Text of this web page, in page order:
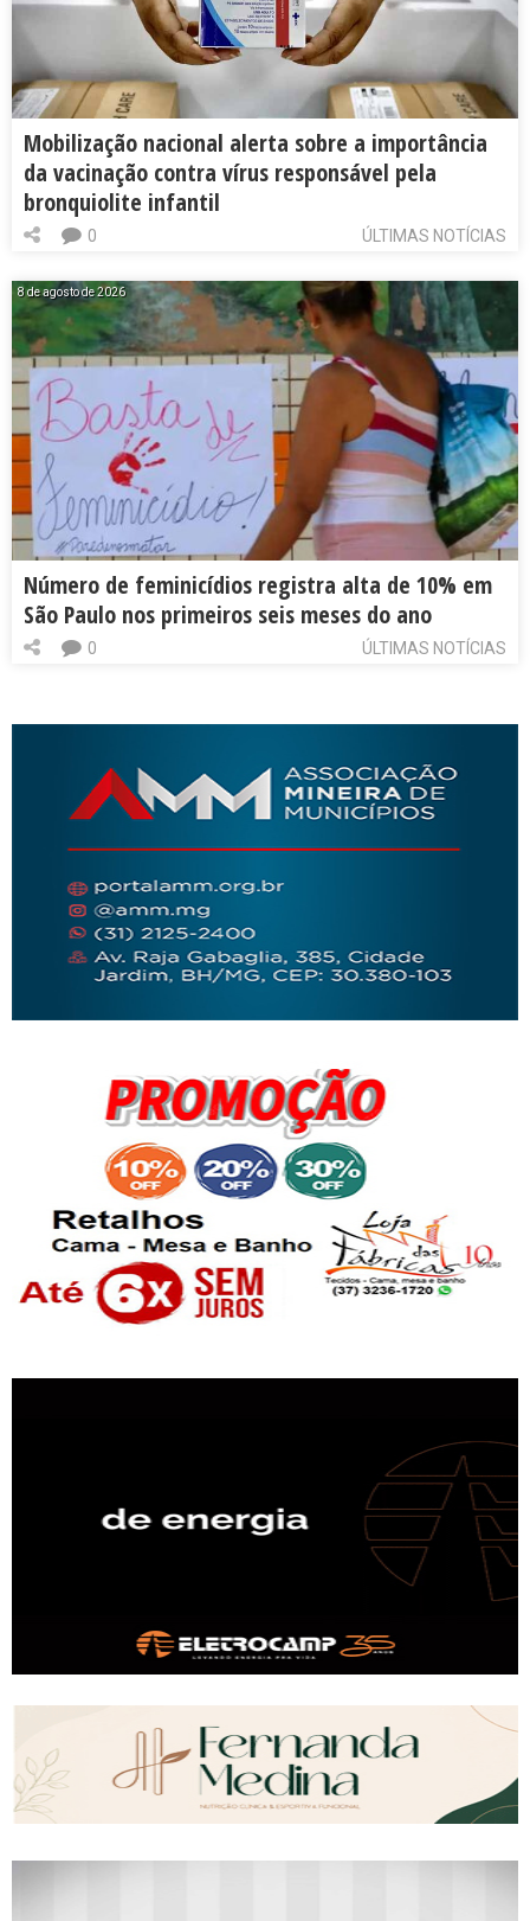
Mobilização nacional alerta sobre a importância
da vacinação contra vírus responsável pela
bronquiolite infantil
ÚLTIMAS NOTÍCIAS
0
8 de agosto de 2026
Número de feminicídios registra alta de 10% em
São Paulo nos primeiros seis meses do ano
ÚLTIMAS NOTÍCIAS
0